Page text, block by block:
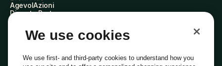
AgevolAzioni
Diventa Partner
Everli Shoppers
About Us
Everli News
We use cookies
We use first- and third-party cookies to understand how you